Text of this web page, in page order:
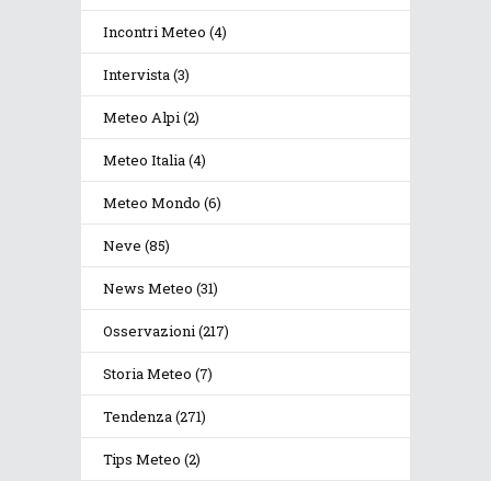
Incontri Meteo (4)
Intervista(3)
Meteo Alpi(2)
Meteo Italia(4)
Meteo Mondo (6)
Neve (85)
News Meteo (31)
Osservazioni(217)
Storia Meteo (7)
Tendenza(271)
Tips Meteo (2)